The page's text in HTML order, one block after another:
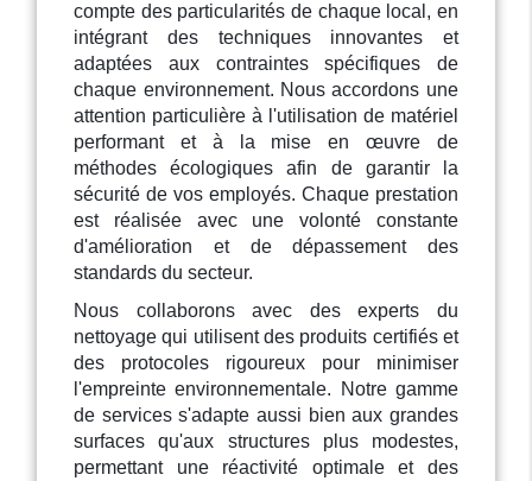
compte des particularités de chaque local, en
intégrant des techniques innovantes et
adaptées aux contraintes spécifiques de
chaque environnement. Nous accordons une
attention particulière à l'utilisation de matériel
performant et à la mise en œuvre de
méthodes écologiques afin de garantir la
sécurité de vos employés. Chaque prestation
est réalisée avec une volonté constante
d'amélioration et de dépassement des
standards du secteur.
Nous collaborons avec des experts du
nettoyage qui utilisent des produits certifiés et
des protocoles rigoureux pour minimiser
l'empreinte environnementale. Notre gamme
de services s'adapte aussi bien aux grandes
surfaces qu'aux structures plus modestes,
permettant une réactivité optimale et des